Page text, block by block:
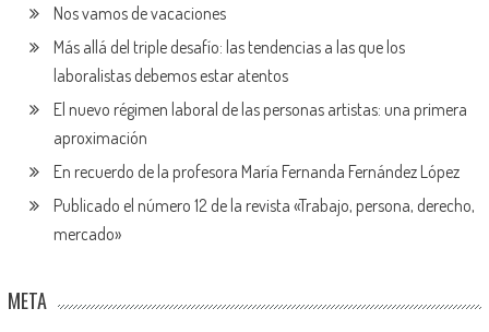
Nos vamos de vacaciones
Más allá del triple desafío: las tendencias a las que los
laboralistas debemos estar atentos
El nuevo régimen laboral de las personas artistas: una primera
aproximación
En recuerdo de la profesora María Fernanda Fernández López
Publicado el número 12 de la revista «Trabajo, persona, derecho,
mercado»
META